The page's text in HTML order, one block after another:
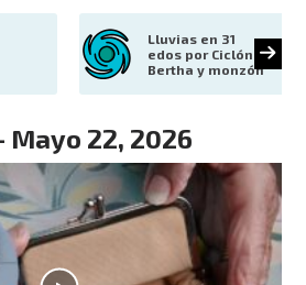
Lluvias en 31
edos por Ciclón
Bertha y monzón
Mayo 22, 2026